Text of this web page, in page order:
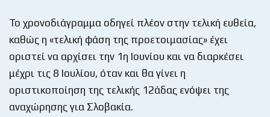
Το χρονοδιάγραμμα οδηγεί πλέον στην τελική ευθεία,
καθώς η «τελική φάση της προετοιμασίας» έχει
οριστεί να αρχίσει την 1η Ιουνίου και να διαρκέσει
μέχρι τις 8 Ιουλίου, όταν και θα γίνει η
οριστικοποίηση της τελικής 12άδας ενόψει της
αναχώρησης για Σλοβακία.